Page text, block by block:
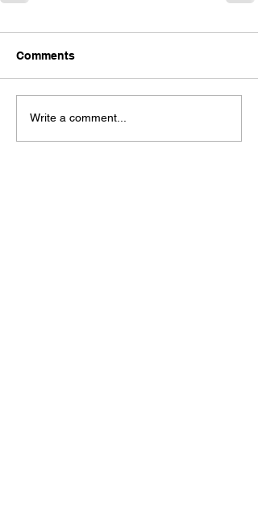
Comments
Write a comment...